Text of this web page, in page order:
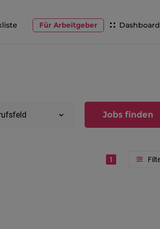
Dashboard
Für Arbeitgeber
Jobs finden
1